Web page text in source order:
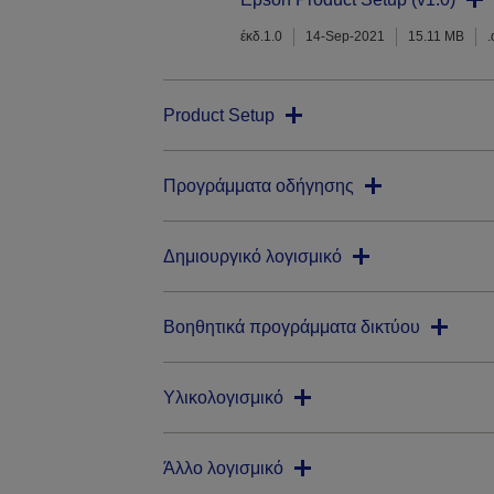
έκδ.1.0 14-Sep-2021 15.11 MB
Product Setup
Προγράμματα οδήγησης
Δημιουργικό λογισμικό
Βοηθητικά προγράμματα δικτύου
Υλικολογισμικό
Άλλο λογισμικό